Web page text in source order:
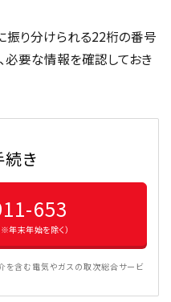
振り分けられる22桁の番号
必要な情報を確認しておき
続き
653
末年始を除く）
を含む電気やガスの取次総合サービ